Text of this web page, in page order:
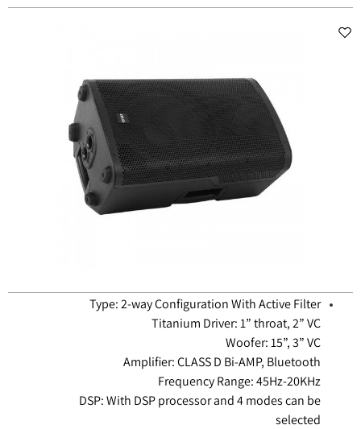
Type: 2-way Configuration With Active Filter
Titanium Driver: 1” throat, 2” VC
Woofer: 15”, 3” VC
Amplifier: CLASS D Bi-AMP, Bluetooth
Frequency Range: 45Hz-20KHz
DSP: With DSP processor and 4 modes can be
selected